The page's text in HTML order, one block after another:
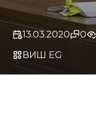
13.03.2020 0
ВИШ EG